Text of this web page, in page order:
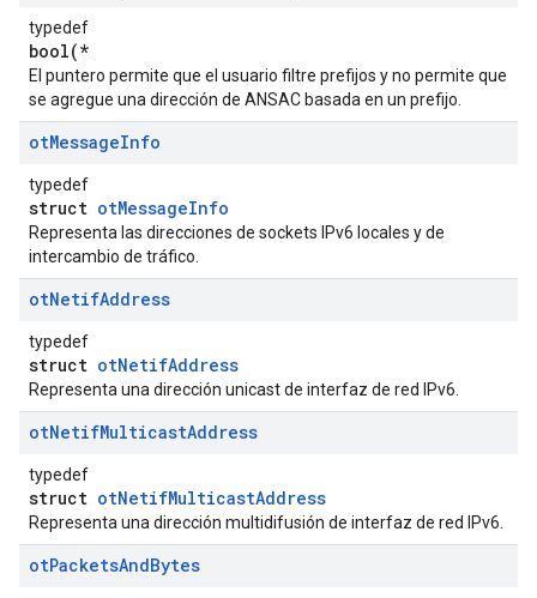
typedef
bool(*
El puntero permite que el usuario filtre prefijos y no permite que
se agregue una dirección de ANSAC basada en un prefijo.
otMessageInfo
typedef
struct otMessageInfo
Representa las direcciones de sockets IPv6 locales y de
intercambio de tráfico.
otNetifAddress
typedef
struct otNetifAddress
Representa una dirección unicast de interfaz de red IPv6.
otNetifMulticastAddress
typedef
struct otNetifMulticastAddress
Representa una dirección multidifusión de interfaz de red IPv6.
otPacketsAndBytes